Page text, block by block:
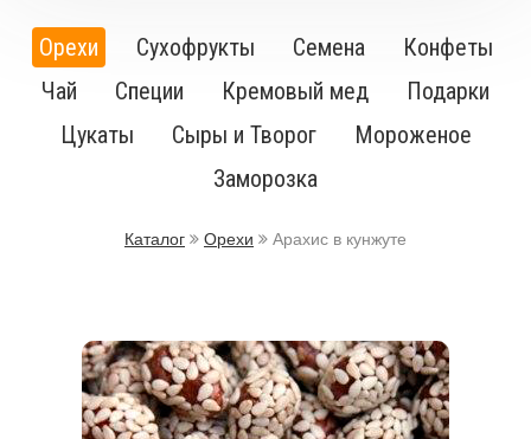
Орехи Сухофрукты Семена
Конфеты
Чай
Специи Кремовый мед
Подарки
Цукаты
Сыры и Творог
Мороженое
Заморозка
Каталог Орехи Арахис в кунжуте